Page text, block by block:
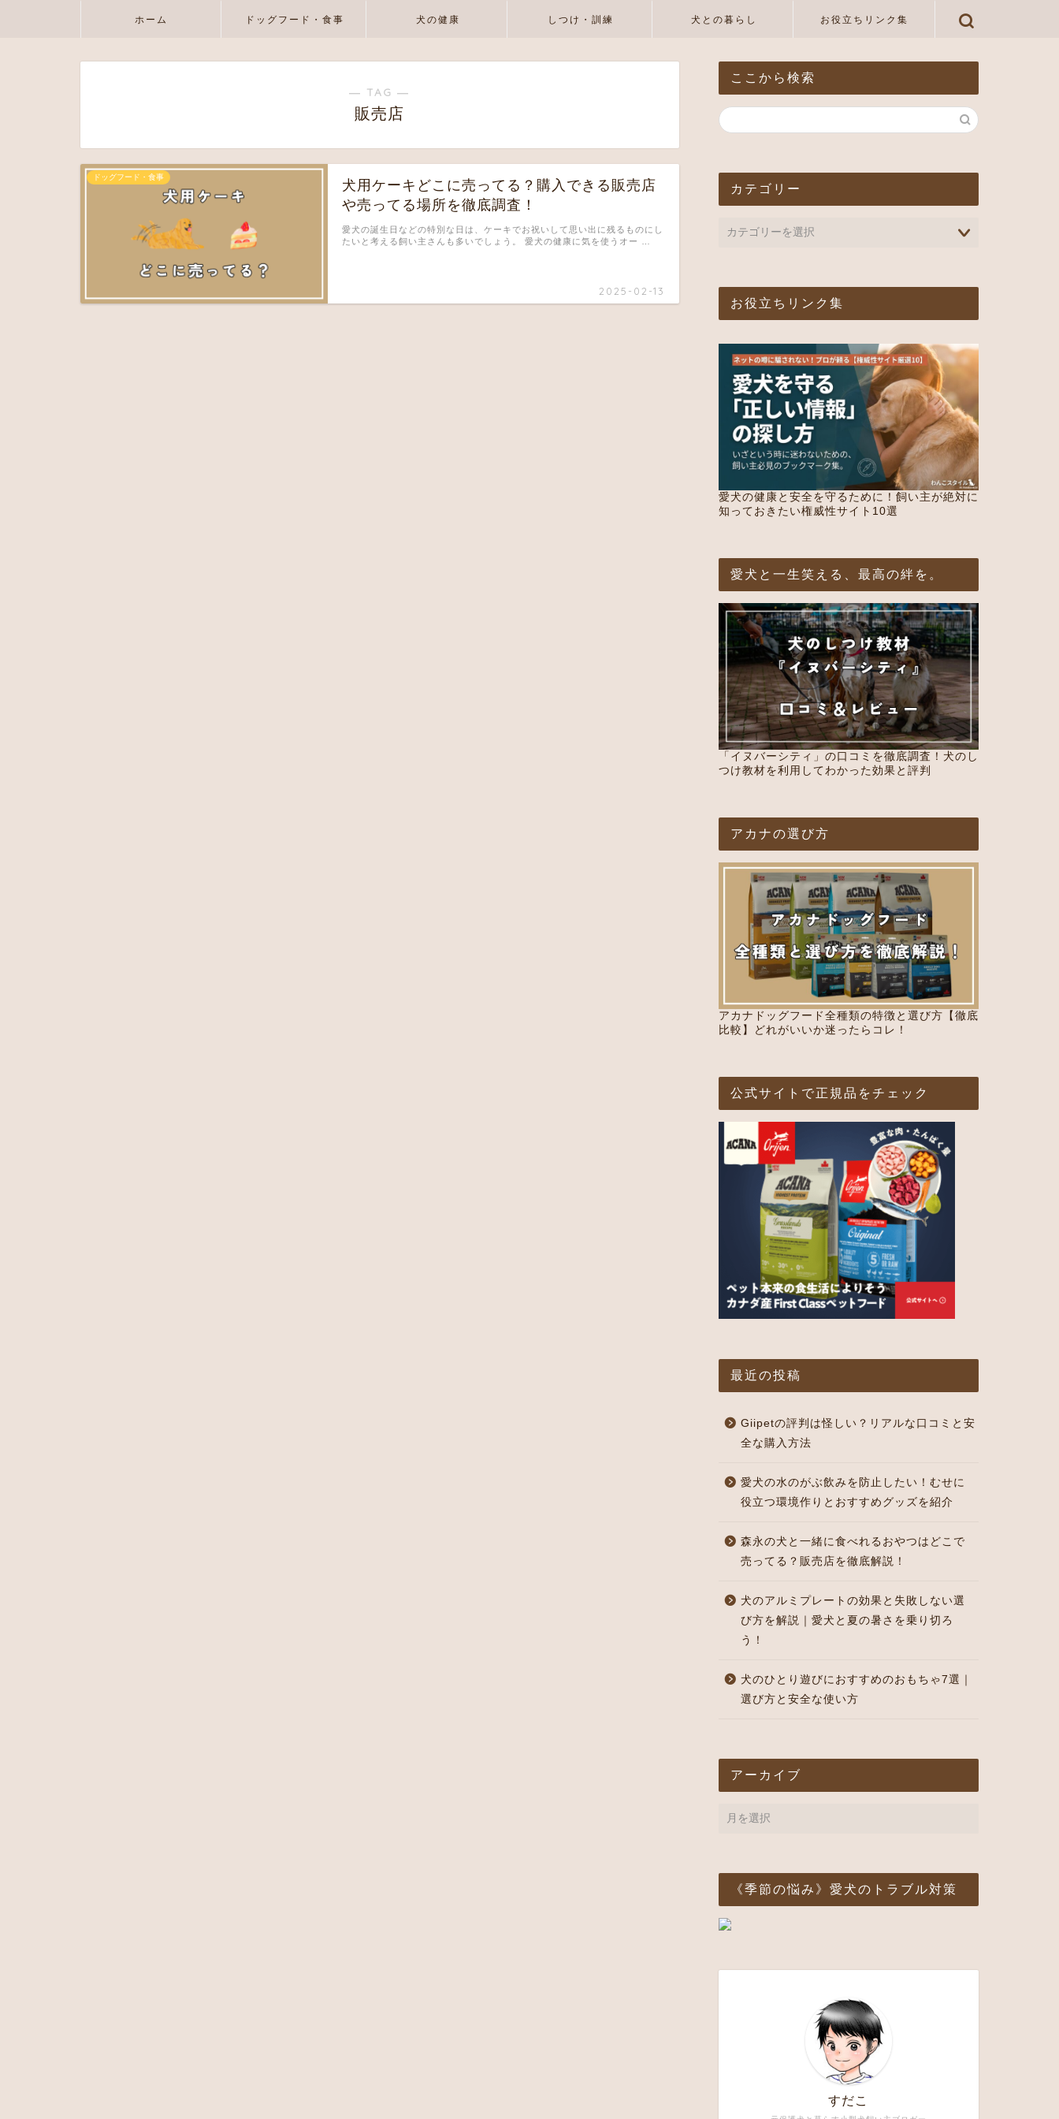
ホーム ドッグフード・食事 犬の健康 しつけ・訓練 犬との暮らし お役立ちリンク集
― TAG ―
販売店
ドッグフード・食事
犬用ケーキどこに売ってる？購入できる販売店
や売ってる場所を徹底調査！
2025-02-13
愛犬の誕生日などの特別な日は、ケーキでお祝いして思い出に残るものにし
たいと考える飼い主さんも多いでしょう。 愛犬の健康に気を使うオー …
ここから検索
カテゴリー
お役立ちリンク集
愛犬の健康と安全を守るために！飼い主が絶対に
知っておきたい権威性サイト10選
愛犬と一生笑える、最高の絆を。
「イヌバーシティ」の口コミを徹底調査！犬のし
つけ教材を利用してわかった効果と評判
アカナの選び方
アカナドッグフード全種類の特徴と選び方【徹底
比較】どれがいいか迷ったらコレ！
公式サイトで正規品をチェック
最近の投稿
Giipetの評判は怪しい？リアルな口コミと安
全な購入方法
愛犬の水のがぶ飲みを防止したい！むせに
役立つ環境作りとおすすめグッズを紹介
森永の犬と一緒に食べれるおやつはどこで
売ってる？販売店を徹底解説！
犬のアルミプレートの効果と失敗しない選
び方を解説｜愛犬と夏の暑さを乗り切ろ
う！
犬のひとり遊びにおすすめのおもちゃ7選｜
選び方と安全な使い方
アーカイブ
《季節の悩み》愛犬のトラブル対策
すだこ